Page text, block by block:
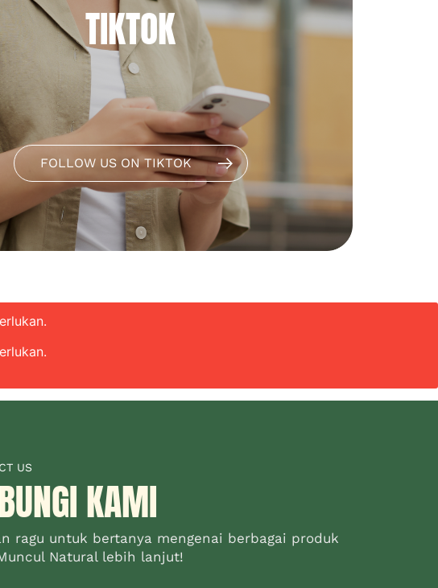
TIKTOK
FOLLOW US ON TIKTOK
US
KAMI
ragu untuk bertanya mengenai berbagai produk
Natural lebih lanjut!